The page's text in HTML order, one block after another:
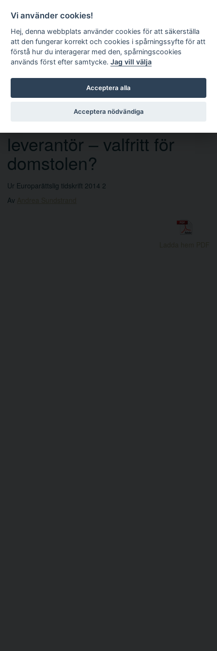
Sök
leverantör – valfritt för
domstolen?
Ur Europarättslig tidskrift 2014 2
Av
Vi använder cookies!
Hej, denna webbplats använder cookies för att säkerställa
att den fungerar korrekt och cookies i spårningssyfte för att
förstå hur du interagerar med den, spårningscookies
används först efter samtycke.Jag vill välja
Acceptera alla
Acceptera nödvändiga